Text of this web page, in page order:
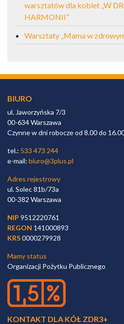
warsztatów dla kobiet „W
HARMONII”
Warsztaty „Mama w
BIURO
ul. Jaworzyńska 7/3
00-634 Warszawa
Czynne w dni robocze od 8.00 do
tel.: 533 473 244
e-mail: biuro@3plus.pl
Adres rejestrowy
ul. Solec 81b/73a
00-382 Warszawa
NIP 9512220761
REGON 141000893
KRS0000279928
Mamy status
Organizacji Pożytku Publicznego
KONTAKT DLA KÓŁ ZDR3+